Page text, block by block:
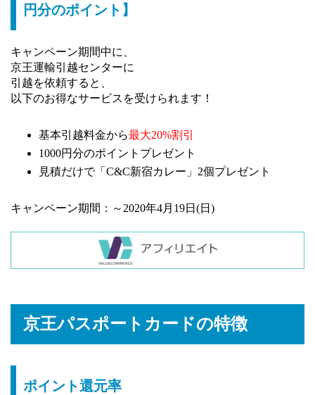
円分のポイント】
キャンペーン期間中に、
京王運輸引越センターに
引越を依頼すると、
以下のお得なサービスを受けられます！
基本引越料金から最大20%割引
1000円分のポイントプレゼント
見積だけで「C&C新宿カレー」2個プレゼント
キャンペーン期間：～2020年4月19日(日)
京王パスポートカードの特徴
ポイント還元率